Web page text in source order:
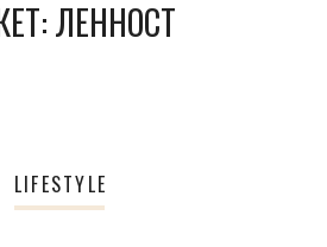
ЛЕННОСТ
LIFESTYLE